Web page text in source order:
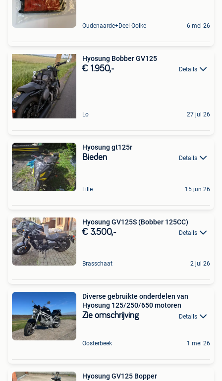
Oudenaarde+Deel Ooike 6 mei 26
Hyosung Bobber GV125
€ 1.950,- Details
Lo 27 jul 26
Hyosung gt125r
Bieden Details
Lille 15 jun 26
Hyosung GV125S (Bobber 125CC)
€ 3.500,- Details
Brasschaat 2 jul 26
Diverse gebruikte onderdelen van
Hyosung 125/250/650 motoren
Zie omschrijving Details
Oosterbeek 1 mei 26
Hyosung GV125 Bopper